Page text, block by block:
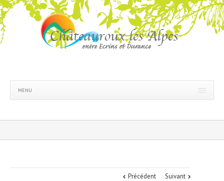
MENU
Précédent Suivant